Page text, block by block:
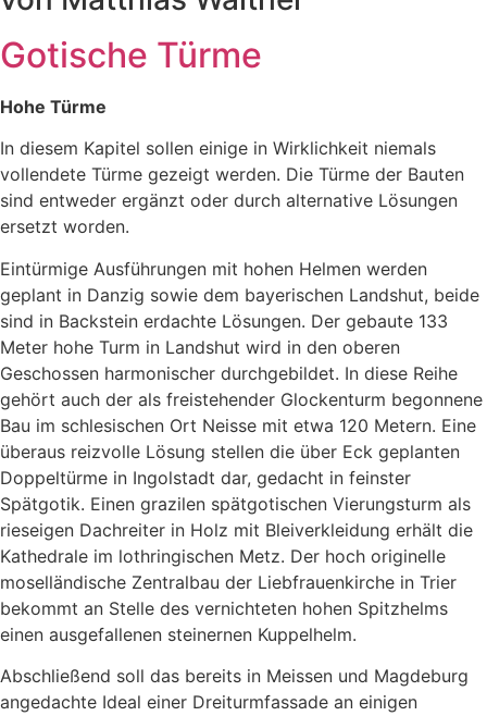
Gotische Türme
Hohe Türme
In diesem Kapitel sollen einige in Wirklichkeit niemals
vollendete Türme gezeigt werden. Die Türme der Bauten
sind entweder ergänzt oder durch alternative Lösungen
ersetzt worden.
Eintürmige Ausführungen mit hohen Helmen werden
geplant in Danzig sowie dem bayerischen Landshut, beide
sind in Backstein erdachte Lösungen. Der gebaute 133
Meter hohe Turm in Landshut wird in den oberen
Geschossen harmonischer durchgebildet. In diese Reihe
gehört auch der als freistehender Glockenturm begonnene
Bau im schlesischen Ort Neisse mit etwa 120 Metern. Eine
überaus reizvolle Lösung stellen die über Eck geplanten
Doppeltürme in Ingolstadt dar, gedacht in feinster
Spätgotik. Einen grazilen spätgotischen Vierungsturm als
rieseigen Dachreiter in Holz mit Bleiverkleidung erhält die
Kathedrale im lothringischen Metz. Der hoch originelle
moselländische Zentralbau der Liebfrauenkirche in Trier
bekommt an Stelle des vernichteten hohen Spitzhelms
einen ausgefallenen steinernen Kuppelhelm.
Abschließend soll das bereits in Meissen und Magdeburg
angedachte Ideal einer Dreiturmfassade an einigen